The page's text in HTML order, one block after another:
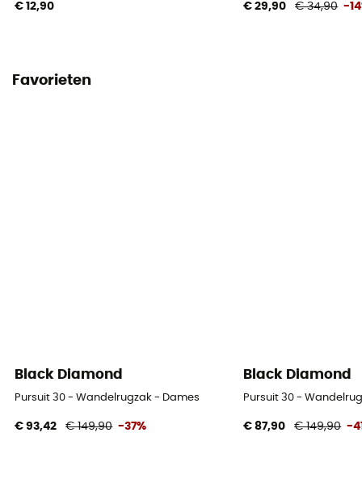
€ 12,90 € 29,90 € 34,90 -
Favorieten
Black Diamond
Pursuit 30 - Wandelrugzak - Dames
€ 93,42 € 149,90 -37%
Black Diamond
Pursuit 30 -
€ 87,90 € 149,90 -